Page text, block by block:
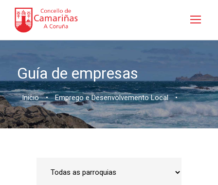
Guía de empresas
Inicio • Emprego e Desenvolvemento Local •